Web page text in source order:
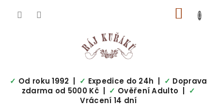
KOŠÍK
✓ Od roku 1992 | ✓ Expedice do 24h | ✓ Doprava
zdarma od 5000 Kč | ✓ Ověření Adulto |
✓
Vrácení 14 dní